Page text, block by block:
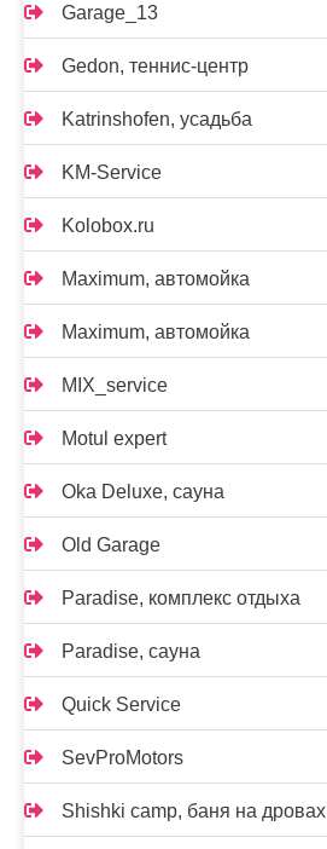
Garage_13
Gedon, теннис-центр
Katrinshofen, усадьба
KM-Service
Kolobox.ru
Maximum, автомойка
Maximum, автомойка
MIX_service
Motul expert
Oka Deluxe, сауна
Old Garage
Paradise, комплекс отдыха
Paradise, сауна
Quick Service
SevProMotors
Shishki camp, баня на дровах